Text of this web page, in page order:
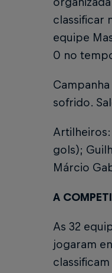
classificar
equipe
0 no
sofrido.
Artilheiros:
gols);
Márcio
A
As 32
jogaram